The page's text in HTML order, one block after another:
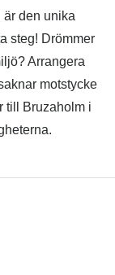
är den unika
steg! Drömmer
Arrangera
motstycke
till Bruzaholm i